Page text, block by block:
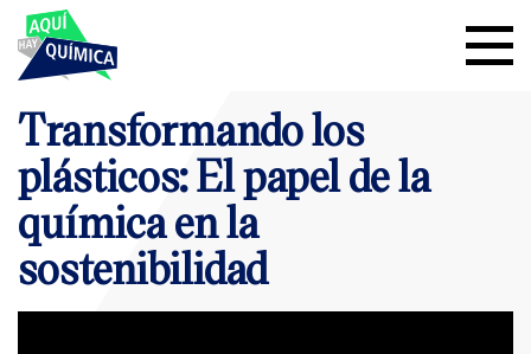
Transformando los
plásticos: El papel de la
química en la
sostenibilidad